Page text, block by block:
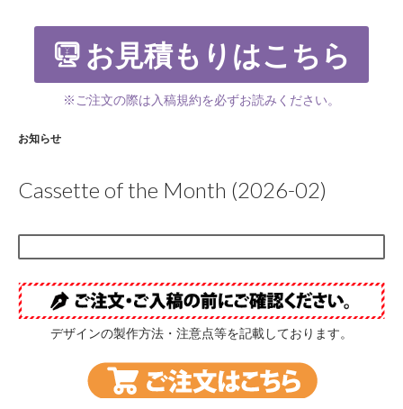
お見積もりはこちら
※ご注文の際は入稿規約を必ずお読みください。
お知らせ
Cassette of the Month (2026-02)
デザインの製作方法・注意点等を記載しております。